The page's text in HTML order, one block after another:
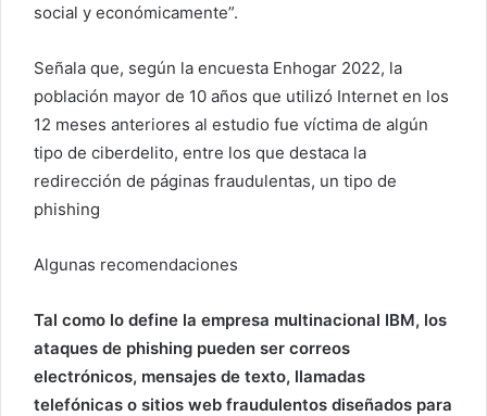
social y económicamente”.
Señala que, según la encuesta Enhogar 2022, la
población mayor de 10 años que utilizó Internet en los
12 meses anteriores al estudio fue víctima de algún
tipo de ciberdelito, entre los que destaca la
redirección de páginas fraudulentas, un tipo de
phishing
Algunas recomendaciones
Tal como lo define la empresa multinacional IBM, los
ataques de phishing pueden ser correos
electrónicos, mensajes de texto, llamadas
telefónicas o sitios web fraudulentos diseñados para